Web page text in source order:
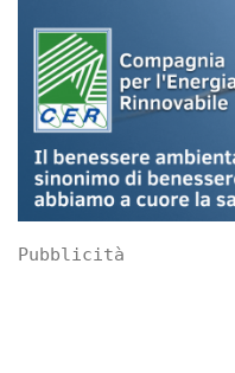
Pubblicità